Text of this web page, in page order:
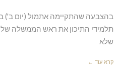
בהצבעה שהתקיימה אתמול (יום ב')
שלא
קרא עוד ←